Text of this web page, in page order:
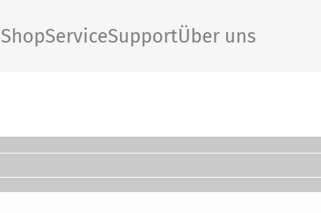
ShopServiceSupportÜber uns